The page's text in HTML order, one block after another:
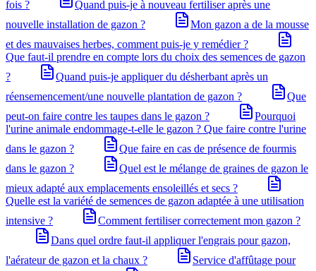
fois ?
Quand puis-je à nouveau fertiliser après une
nouvelle installation de gazon ?
Mon gazon a de la mousse
et des mauvaises herbes, comment puis-je y remédier ?
Que faut-il prendre en compte lors du choix des semences de gazon
?
Quand puis-je appliquer du désherbant après un
réensemencement/une nouvelle plantation de gazon ?
Que
peut-on faire contre les taupes dans le gazon ?
Pourquoi
l'urine animale endommage-t-elle le gazon ? Que faire contre l'urine
dans le gazon ?
Que faire en cas de présence de fourmis
dans le gazon ?
Quel est le mélange de graines de gazon le
mieux adapté aux emplacements ensoleillés et secs ?
Quelle est la variété de semences de gazon adaptée à une utilisation
intensive ?
Comment fertiliser correctement mon gazon ?
Dans quel ordre faut-il appliquer l'engrais pour gazon,
l'aérateur de gazon et la chaux ?
Service d'affûtage pour